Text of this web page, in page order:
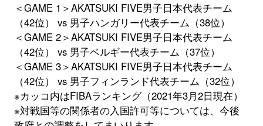
＜GAME 1＞AKATSUKI FIVE男子日本代表チーム
（42位） vs 男子ハンガリー代表チーム（38位）
＜GAME 2＞AKATSUKI FIVE男子日本代表チーム
（42位） vs 男子ベルギー代表チーム（37位）
＜GAME 3＞AKATSUKI FIVE男子日本代表チーム
（42位） vs 男子フィンランド代表チーム（32位）
※カッコ内はFIBAランキング（2021年3月2日現在）
※対戦国等の関係者の入国許可等については、今後